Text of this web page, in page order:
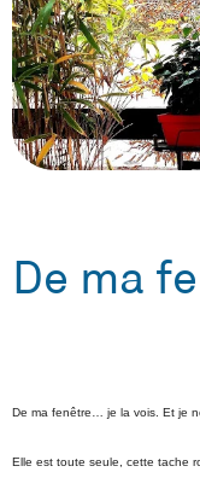
De ma
De ma fenêtre… je la vois. Et je
Elle est toute seule, cette tache